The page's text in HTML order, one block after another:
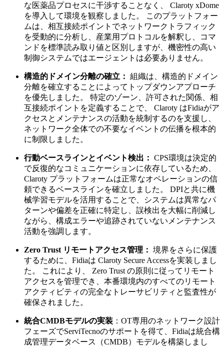
な医薬品プロセスに干渉することなく、 Claroty xDome
を導入して環境を観察しました。 このプラットフォー
ムは、相互接続ポイントでネットワークトラフィック
を受動的に分析し、産業用プロトコルを解釈し、コマ
ンドを標準読み取り値と区別しますが、機密性の高い
制御システムではエージェントは必要ありません。
構造的ドメイン分離の確立： 組織は、構造的ドメイン
分離を確立することによってトップダウンアプローチ
を優先しました。 特定のゾーン、許可された関係、相
互接続ポイントを定義することで、 Claroty はFidiaがア
クセスとメンテナンスの活動を統制するのを支援し、
ネットワーク全体での不要なイベントの伝播を根本的
に制限しました。
行動ベースラインとイベント検出： CPS環境は決定的
で反復的なコミュニケーションに依存しているため、
Claroty プラットフォームは正常なオペレーションの信
頼できるベースラインを確立しました。 DPIと共に機
械学習モデルを活用することで、システムは異常なパ
ターンや偏差を正確に特定し、誤検出を大幅に削減し
ながら、構成エラーや追跡されていないメンテナンス
活動を強調します。
Zero Trust リモートアクセス管理： 境界をさらに保護
するために、Fidiaは Claroty Secure Accessを実装しまし
た。 これにより、 Zero Trust の原則に従ってリモート
アクセスを管理でき、本番環境内のすべてのリモート
アクティビティの完全なトレーサビリティと監査性が
確保されました。
統合CMDBモデルの実装 ：OT専用のネットワーク設計
フェーズでServiTecnoのサポートを得て、Fidiaは統合構
成管理データベース（CMDB）モデルを構築しまし